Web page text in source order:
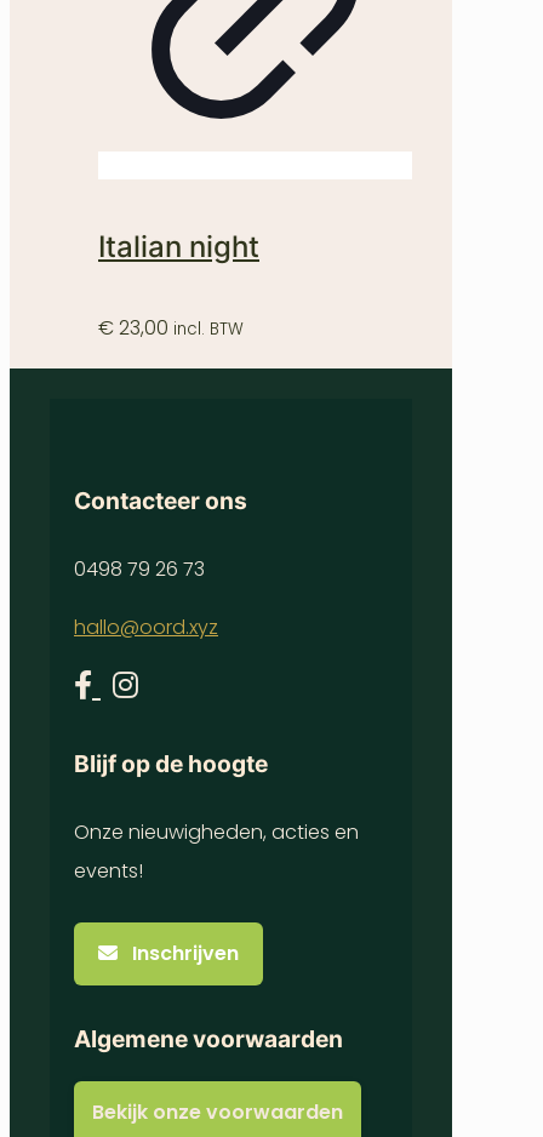
Italian night
€23,00 incl. BTW
Contacteer ons
0498 79 26 73
hallo@oord.xyz
Blijf op de hoogte
Onze nieuwigheden, acties en
events!
Inschrijven
Algemene voorwaarden
Bekijk onze voorwaarden